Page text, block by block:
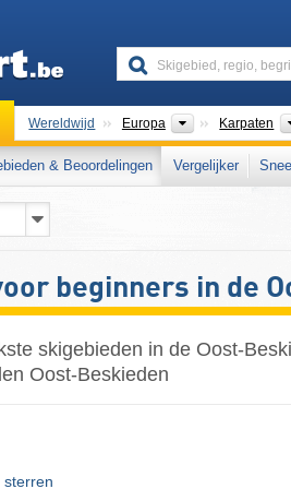
Wereldwijd Europa Continenten
Karpaten
& Beoordelingen Vergelijker
beginners in de
skigebieden in de Oost-
Oost-Beskieden